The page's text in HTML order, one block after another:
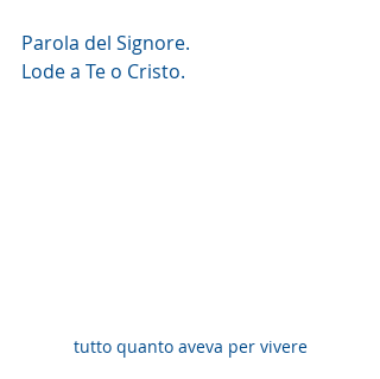
Parola del Signore.
Lode a Te o Cristo.
tutto quanto aveva per vivere